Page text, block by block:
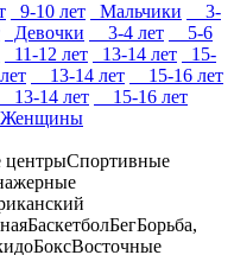
9-10 лет Мальчики
3-
Девочки 3-4 лет
5-6
11-12 лет 13-14 лет
15-
13-14 лет
15-16 лет
13-14 лет
15-16 лет
Женщины
центрыСпортивные
БаскетболБегБорьба,
БоксВосточные